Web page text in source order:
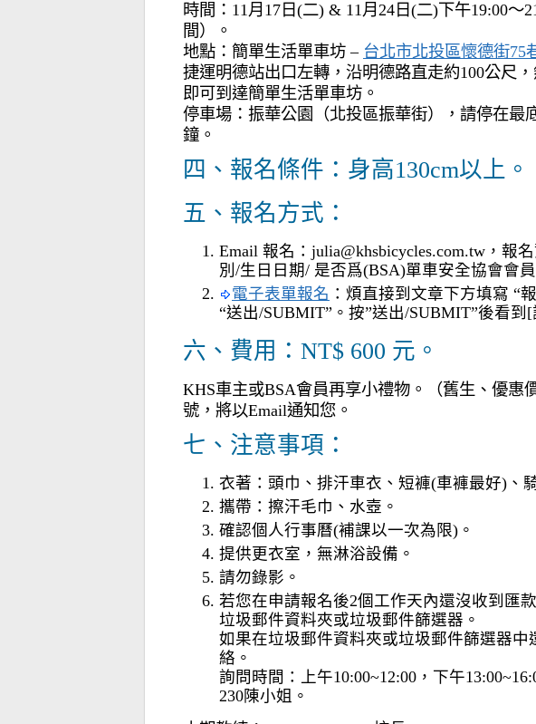
時間：11月17日(二) & 11月24日(二)下午19:00～
間）。
地點：簡單生活單車坊 – 台北市北投區懷德街75
捷運明德站出口左轉，沿明德路直走約100公尺
即可到達簡單生活單車坊。
停車場：振華公園（北投區振華街），請停在最
鐘。
四、報名條件：身高130cm以上。
五、報名方式：
Email 報名：julia@khsbicycles.com.tw，報
別/生日日期/ 是否爲(BSA)單車安全協會會
電子表單報名 ：煩直接到文章下方填寫 “
“送出/SUBMIT”。按”送出/SUBMIT”後看
六、費用：NT$ 600 元。
KHS車主或BSA會員再享小禮物。（舊生、優
號，將以Email通知您。
七、注意事項：
衣著：頭巾、排汗車衣、短褲(車褲最好)、
攜帶：擦汗毛巾、水壺。
確認個人行事曆(補課以一次為限)。
提供更衣室，無淋浴設備。
請勿錄影。
若您在申請報名後2個工作天內還沒收到匯
垃圾郵件資料夾或垃圾郵件篩選器。
如果在垃圾郵件資料夾或垃圾郵件篩選器
絡。
詢問時間：上午10:00~12:00，下午
230陳小姐。